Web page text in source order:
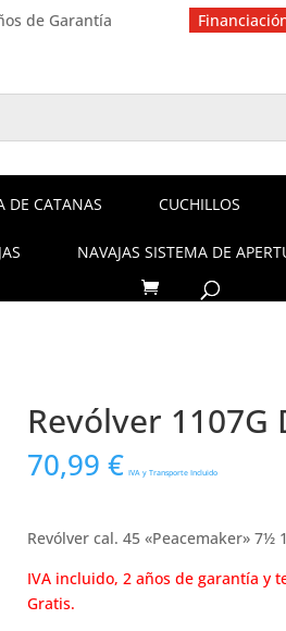
de Garantía
DE CATANAS CUCHILLOS
NAVAJAS SISTEMA DE
Revólver 1107G
70,99 € IVA y Transporte Incluido
Revólver cal. 45 «Peacemaker» 7½
IVA incluido, 2 años de garantía y
Gratis.